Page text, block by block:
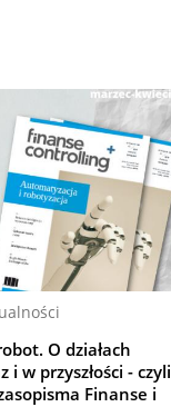
O działach
w przyszłości - czyli
Finanse i